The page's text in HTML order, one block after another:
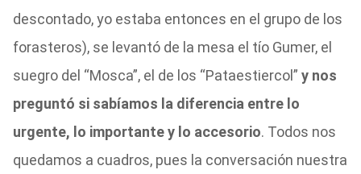
descontado, yo estaba entonces en el grupo de los
forasteros), se levantó de la mesa el tío Gumer, el
suegro del “Mosca”, el de los “Pataestiercol” y nos
preguntó si sabíamos la diferencia entre lo
urgente, lo importante y lo accesorio. Todos nos
quedamos a cuadros, pues la conversación nuestra